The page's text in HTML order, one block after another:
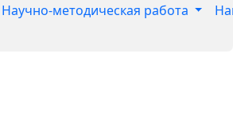
Научно-методическая работа